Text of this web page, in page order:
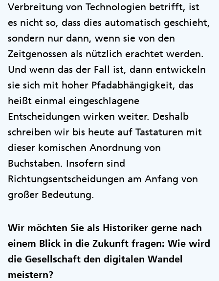
Verbreitung von Technologien betrifft, ist
es nicht so, dass dies automatisch geschieht,
sondern nur dann, wenn sie von den
Zeitgenossen als nützlich erachtet werden.
Und wenn das der Fall ist, dann entwickeln
sie sich mit hoher Pfadabhängigkeit, das
heißt einmal eingeschlagene
Entscheidungen wirken weiter. Deshalb
schreiben wir bis heute auf Tastaturen mit
dieser komischen Anordnung von
Buchstaben. Insofern sind
Richtungsentscheidungen am Anfang von
großer Bedeutung.
Wir möchten Sie als Historiker gerne nach
einem Blick in die Zukunft fragen: Wie wird
die Gesellschaft den digitalen Wandel
meistern?